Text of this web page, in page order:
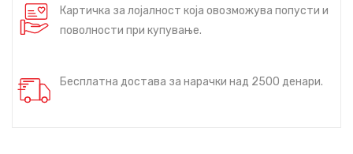
Картичка за лојалност која овозможува попусти и
поволности при купување.
Бесплатна достава за нарачки над 2500 денари.